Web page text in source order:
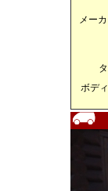
メー
ボデ